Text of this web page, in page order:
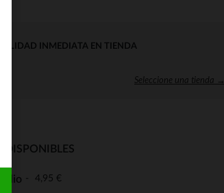
INMEDIATA EN TIENDA
Seleccione una tienda →
DISPONIBLES
4,95 €